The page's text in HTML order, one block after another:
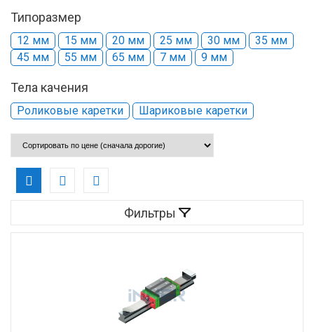
Типоразмер
12 мм 15 мм 20 мм 25 мм 30 мм
35 мм
45 мм
55 мм 65 мм 7 мм 9 мм
Тела качения
Роликовые каретки Шариковые каретки
Фильтры